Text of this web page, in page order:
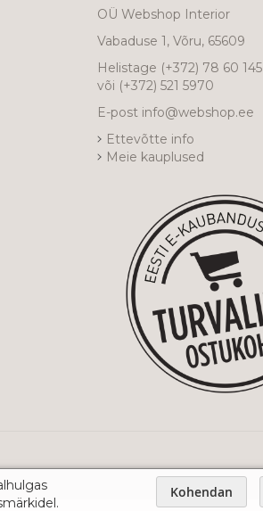
Kohendan
OÜ Webshop Interior
Vabaduse 1, Võru, 65609
Helistage (+372) 78 60 145
või (+372) 521 5970
E-post info@webshop.ee
Ettevõtte info
Meie kauplused